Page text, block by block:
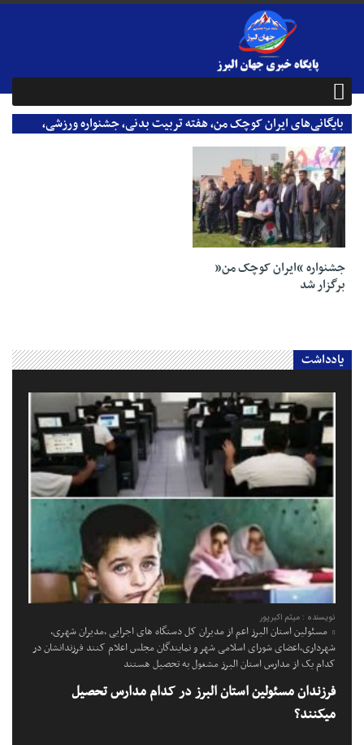
بایگانی‌های ایران کوچک من، هفته تربیت بدنی، جشنواره ورزشی،
اداره کل ورزش و جوانان - پایگاه خبری جهان البرز
26 مهر 1403
جشنواره “ایران کوچک من”
برگزار شد
یادداشت
نویسنده : میثم اکبرپور
مسئولین استان البرز اعم از مدیران کل دستگاه های اجرایی ،مدیران شهری،
شهرداری،اعضای شورای اسلامی شهر و نمایندگان مجلس اعلام کنند فرزندانشان در
کدام یک از مدارس استان البرز مشغول به تحصیل هستند
فرزندان مسئولین استان البرز در کدام مدارس تحصیل
میکنند؟